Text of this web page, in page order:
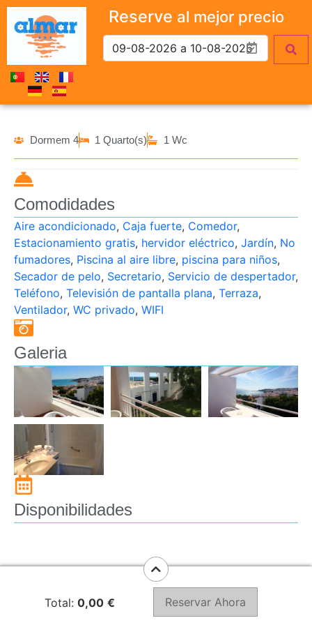
Reserve al mejor precio
Dormem 4 1 Quarto(s) 1 Wc
Comodidades
Aire acondicionado, Caja fuerte, Comedor,
Estacionamiento gratis, hervidor eléctrico, Jardín, No
fumadores, Piscina al aire libre, piscina para niños,
Secador de pelo, Secretario, Servicio de despertador,
Teléfono, Televisión de pantalla plana, Terraza,
Ventilador, WC privado, WIFI
Galeria
Disponibilidades
Total:0,00 € Reservar Ahora